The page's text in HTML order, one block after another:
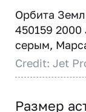
Орбита
450159
серым,
Credit: Jet
Размер